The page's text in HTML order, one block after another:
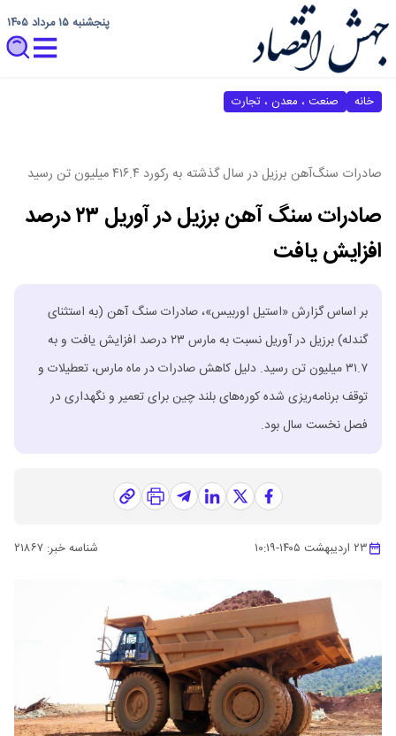
پنجشنبه ۱۵ مرداد ۱۴۰۵
خانه صنعت ، معدن ، تجارت
صادرات سنگ‌آهن برزیل در سال گذشته به رکورد ۴۱۶.۴ میلیون تن رسید
صادرات سنگ آهن برزیل در آوریل ۲۳ درصد
افزایش یافت
بر اساس گزارش «استیل اوربیس»، صادرات سنگ آهن (به استثنای
گندله) برزیل در آوریل نسبت به مارس ۲۳ درصد افزایش یافت و به
۳۱.۷ میلیون تن رسید. دلیل کاهش صادرات در ماه مارس، تعطیلات و
توقف برنامه‌ریزی شده کوره‌های بلند چین برای تعمیر و نگهداری در
فصل نخست سال بود.
۲۳ اردیبهشت ۱۴۰۵ -۱۰:۱۹ شناسه خبر: ۲۱۸۶۷